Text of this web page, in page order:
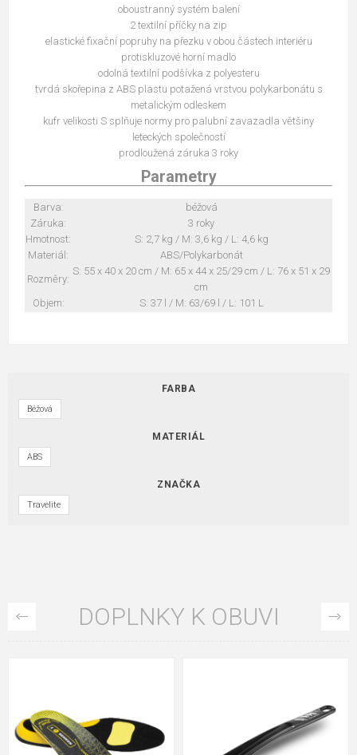
oboustranný systém balení
2 textilní příčky na zip
elastické fixační popruhy na přezku v obou částech interiéru
protiskluzové horní madlo
odolná textilní podšívka z polyesteru
tvrdá skořepina z ABS plastu potažená vrstvou polykarbonátu s
metalickým odleskem
kufr velikosti S splňuje normy pro palubní zavazadla většiny
leteckých společností
prodloužená záruka 3 roky
Parametry
Barva:
béžová
Záruka:
3 roky
Hmotnost:
S: 2,7 kg / M: 3,6 kg / L: 4,6 kg
Materiál:
ABS/Polykarbonát
Rozměry:
S: 55 x 40 x 20 cm / M: 65 x 44 x 25/29 cm / L: 76 x 51 x 29
cm
Objem:
S: 37 l / M: 63/69 l / L: 101 L
FARBA
Béžová
MATERIÁL
ABS
ZNAČKA
Travelite
DOPLNKY K OBUVI